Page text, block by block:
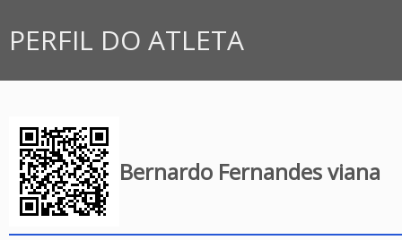
PERFIL DO ATLETA
Bernardo Fernandes viana